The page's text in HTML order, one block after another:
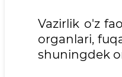
Vazirlik o'z
organlari,
shuningdek